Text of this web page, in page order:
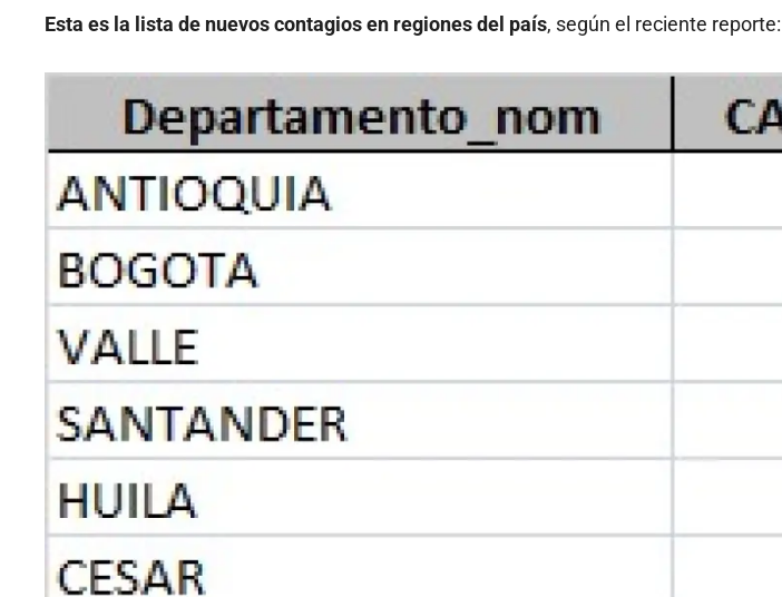
Esta es la lista de nuevos contagios en regiones del país, según el reciente reporte: